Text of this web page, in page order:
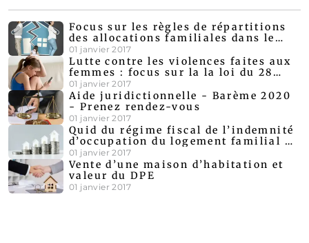
Focus sur les règles de répartitions
des allocations familiales dans le
cadre d'un divorce amiable
01 janvier 2017
Lutte contre les violences faites aux
femmes : focus sur la la loi du 28
décembre 2019
01 janvier 2017
Aide juridictionnelle - Barème 2020
- Prenez rendez-vous
01 janvier 2017
Quid du régime fiscal de l’indemnité
d’occupation du logement familial au
cours d’une procédure de divorce ?
01 janvier 2017
Vente d’une maison d’habitation et
valeur du DPE
01 janvier 2017